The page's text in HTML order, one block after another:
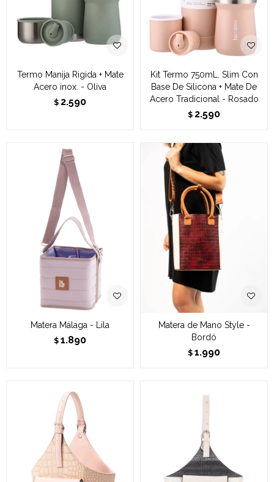
Termo Manija Rigida + Mate
Acero inox. - Oliva
$ 2.590
Kit Termo 750mL. Slim Con
Base De Silicona + Mate De
Acero Tradicional - Rosado
$ 2.590
Matera Málaga - Lila
$ 1.890
Matera de Mano Style -
Bordó
$ 1.990